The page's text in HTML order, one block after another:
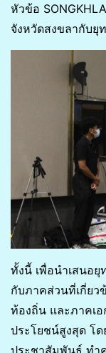
หัวข้อ
จังหวัดสงขลากับยุ
ทั้งนี้ เพื่อนำเสนอ
กับภาคส่วนที่เกี่ยว
ท้องถิ่น และภาคเ
ประโยชน์สูงสุด โ